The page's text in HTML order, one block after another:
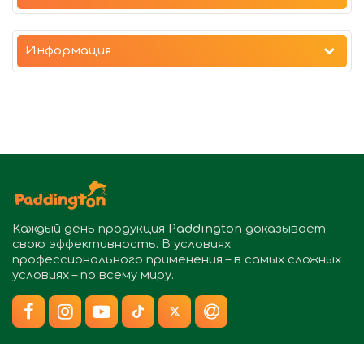
Информация
Каждый день продукция Paddington доказывает
свою эффективность. В условиях
профессионального применения – в самых сложных
условиях – по всему миру.